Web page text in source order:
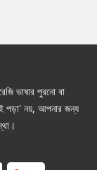
ভাষার পুরনো বা
পড়া' নয়, আপনার জন্য